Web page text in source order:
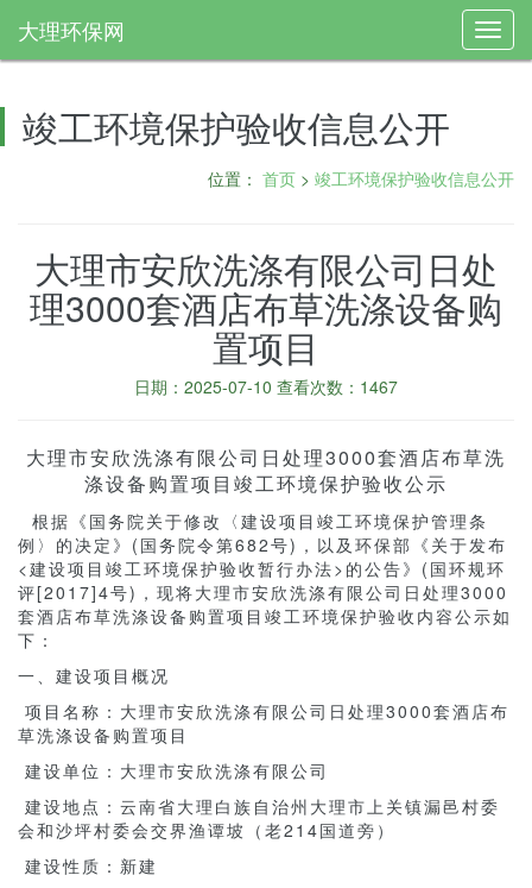
大理环保网
竣工环境保护验收信息公开
位置： 首页 > 竣工环境保护验收信息公开
大理市安欣洗涤有限公司日处
理3000套酒店布草洗涤设备购
置项目
日期：2025-07-10 查看次数：1467
大理市安欣洗涤有限公司日处理3000套酒店布草洗
涤设备购置项目竣工环境保护验收公示
根据《国务院关于修改〈建设项目竣工环境保护管理条
例〉的决定》(国务院令第682号)，以及环保部《关于发布
<建设项目竣工环境保护验收暂行办法>的公告》(国环规环
评[2017]4号)，现将大理市安欣洗涤有限公司日处理3000
套酒店布草洗涤设备购置项目竣工环境保护验收内容公示如
下：
一、建设项目概况
项目名称：大理市安欣洗涤有限公司日处理3000套酒店布
草洗涤设备购置项目
建设单位：大理市安欣洗涤有限公司
建设地点：云南省大理白族自治州大理市上关镇漏邑村委
会和沙坪村委会交界渔谭坡（老214国道旁）
建设性质：新建